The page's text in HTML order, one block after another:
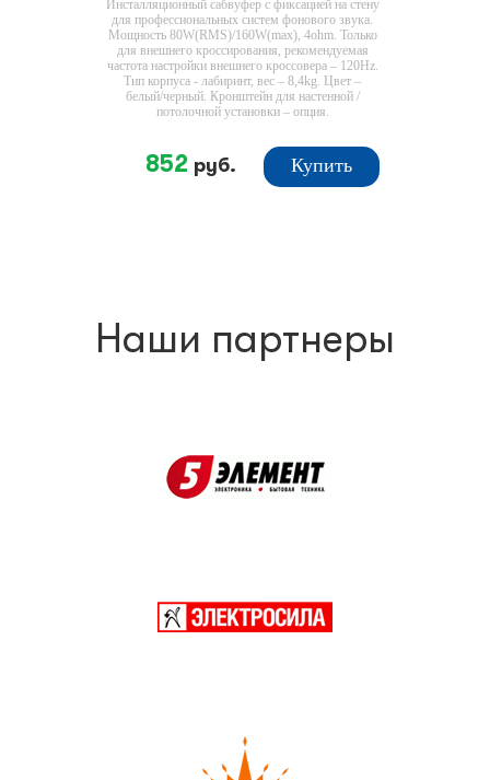
Инсталляционный сабвуфер с фиксацией на стену
для профессиональных систем фонового звука.
Мощность 80W(RMS)/160W(max), 4ohm. Только
для внешнего кроссирования, рекомендуемая
частота настройки внешнего кроссовера – 120Hz.
Тип корпуса - лабиринт, вес – 8,4kg. Цвет –
белый/черный. Кронштейн для настенной /
потолочной установки – опция.
852 руб. Купить
Наши партнеры